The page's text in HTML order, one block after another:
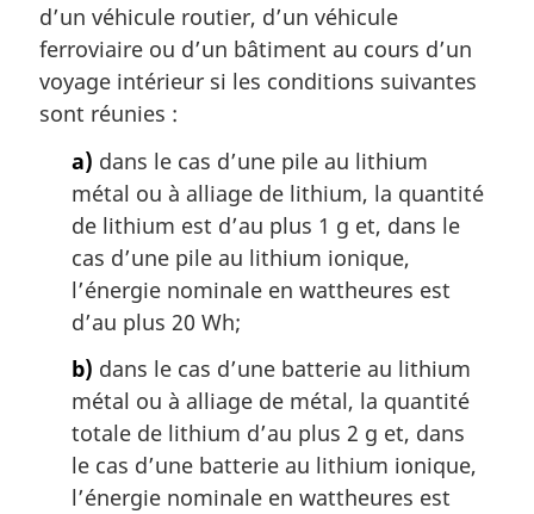
d’un véhicule routier, d’un véhicule
ferroviaire ou d’un bâtiment au cours d’un
voyage intérieur si les conditions suivantes
sont réunies :
a) dans le cas d’une pile au lithium
métal ou à alliage de lithium, la quantité
de lithium est d’au plus 1 g et, dans le
cas d’une pile au lithium ionique,
l’énergie nominale en wattheures est
d’au plus 20 Wh;
b) dans le cas d’une batterie au lithium
métal ou à alliage de métal, la quantité
totale de lithium d’au plus 2 g et, dans
le cas d’une batterie au lithium ionique,
l’énergie nominale en wattheures est